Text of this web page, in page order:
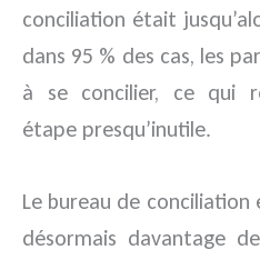
conciliation était
dans 95 % des cas, les
à se concilier, ce qui
étape presqu’inutile.
Le bureau de
désormais davantage